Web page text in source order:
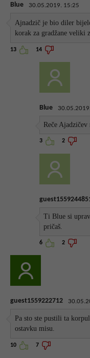
Blue 30.05.2019. 15:25
Ajnadzič je bio diler
korak za gradžane veliki
13 14
Blue
Reče
3 2
Ti Blue si
pričaš.
6 2
guest1559222712
Pa sto ste pustili ta
ostavku misu.
10 7